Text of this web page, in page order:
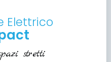
Elettrico
stretti